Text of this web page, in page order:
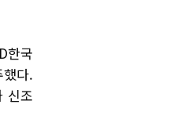
한국
다.
신조